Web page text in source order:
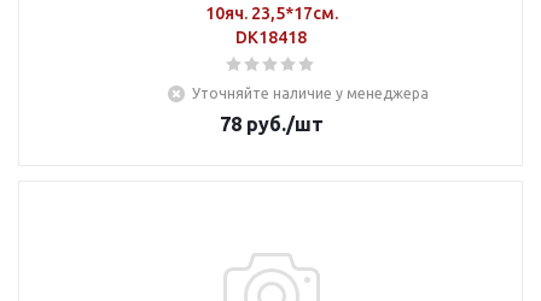
10яч. 23,5*17см.
DK18418
Уточняйте наличие у менеджера
78руб./шт